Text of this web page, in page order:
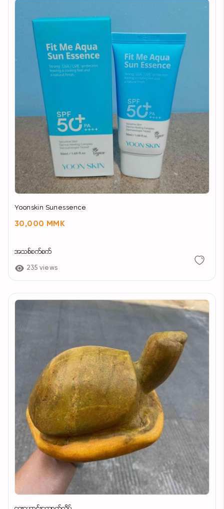
Yoonskin Sunessence
30,000 MMK
အသစ်စက်စက်
235 views